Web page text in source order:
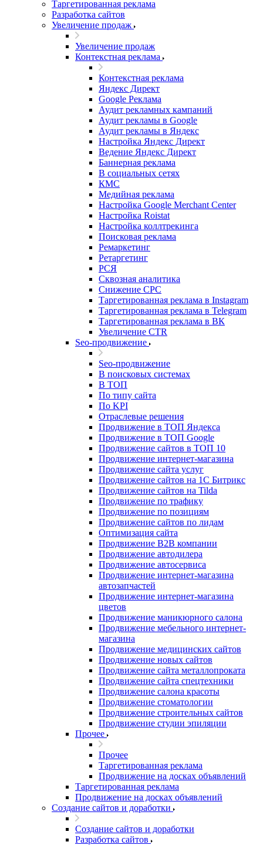
Таргетированная реклама
Разработка сайтов
Увеличение продаж
Увеличение продаж
Контекстная реклама
Контекстная реклама
Яндекс Директ
Google Реклама
Аудит рекламных кампаний
Аудит рекламы в Google
Аудит рекламы в Яндекс
Настройка Яндекс Директ
Ведение Яндекс Директ
Баннерная реклама
В социальных сетях
КМС
Медийная реклама
Настройка Google Merchant Center
Настройка Roistat
Настройка коллтрекинга
Поисковая реклама
Ремаркетинг
Ретаргетинг
РСЯ
Сквозная аналитика
Снижение CPC
Таргетированная реклама в Instagram
Таргетированная реклама в Telegram
Таргетированная реклама в ВК
Увеличение CTR
Seo-продвижение
Seo-продвижение
В поисковых системах
В ТОП
По типу сайта
По KPI
Отраслевые решения
Продвижение в ТОП Яндекса
Продвижение в ТОП Google
Продвижение сайтов в ТОП 10
Продвижение интернет-магазина
Продвижение сайта услуг
Продвижение сайтов на 1С Битрикс
Продвижение сайтов на Tilda
Продвижение по трафику
Продвижение по позициям
Продвижение сайтов по лидам
Оптимизация сайта
Продвижение B2B компании
Продвижение автодилера
Продвижение автосервиса
Продвижение интернет-магазина
автозапчастей
Продвижение интернет-магазина
цветов
Продвижение маникюрного салона
Продвижение мебельного интернет-
магазина
Продвижение медицинских сайтов
Продвижение новых сайтов
Продвижение сайта металлопроката
Продвижение сайта спецтехники
Продвижение салона красоты
Продвижение стоматологии
Продвижение строительных сайтов
Продвижение студии эпиляции
Прочее
Прочее
Таргетированная реклама
Продвижение на досках объявлений
Таргетированная реклама
Продвижение на досках объявлений
Создание сайтов и доработки
Создание сайтов и доработки
Разработка сайтов